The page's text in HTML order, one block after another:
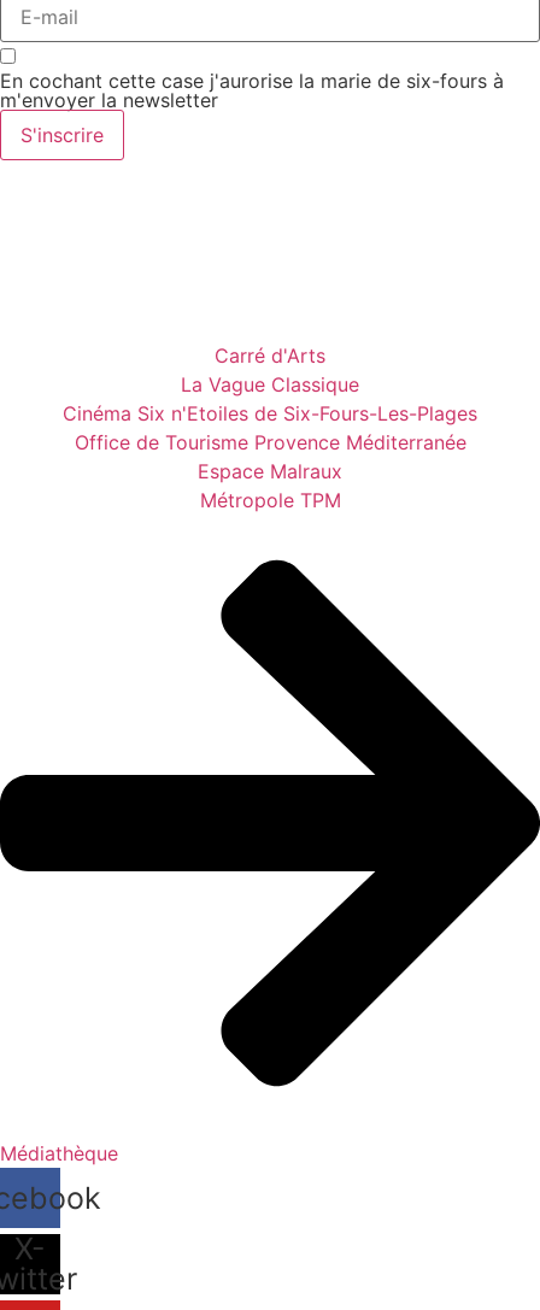
En cochant cette case j'aurorise la marie de six-fours à
m'envoyer la newsletter
S'inscrire
Carré d'Arts
La Vague Classique
Cinéma Six n'Etoiles de Six-Fours-Les-Plages
Office de Tourisme Provence Méditerranée
Espace Malraux
Métropole TPM
Médiathèque
X-